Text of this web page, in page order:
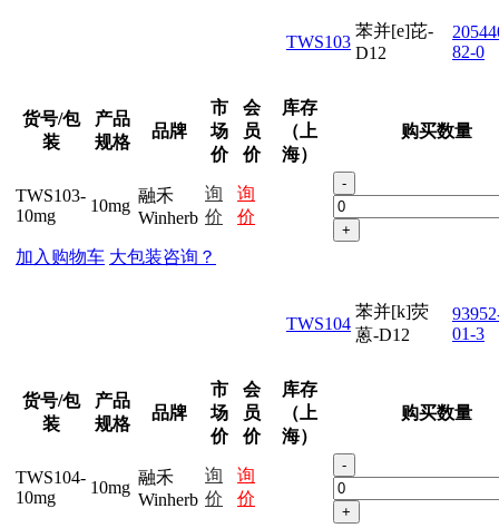
TWS103
苯并[e]芘-
D12
82-0
货号/包
装
产品
规格
品牌
市
场
价
会
员
价
库存
（上
海）
购买数量
TWS103-
10mg
10mg
融禾
Winherb
询
价
询
价
-
+
加入购物车 大包装咨询？
TWS104
苯并[k]荧
蒽-D12
01-3
货号/包
装
产品
规格
品牌
市
场
价
会
员
价
库存
（上
海）
购买数量
TWS104-
10mg
10mg
融禾
Winherb
询
价
询
价
-
+